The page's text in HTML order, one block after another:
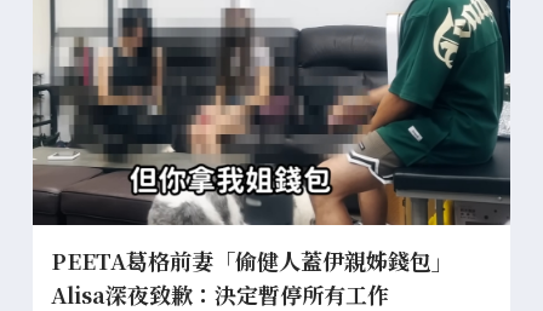
PEETA葛格前妻「偷健人蓋伊親姊錢包」
Alisa深夜致歉：決定暫停所有工作